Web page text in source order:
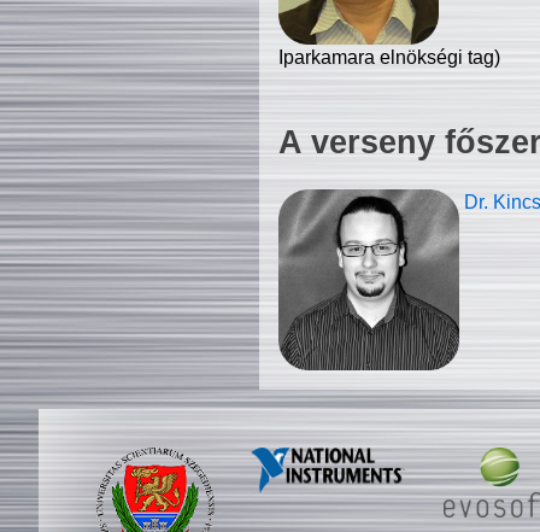
Iparkamara elnökségi tag)
A verseny
Dr.